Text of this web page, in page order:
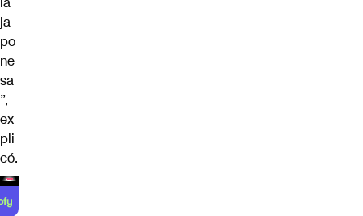
ja
po
ne
sa
”,
ex
pli
có.